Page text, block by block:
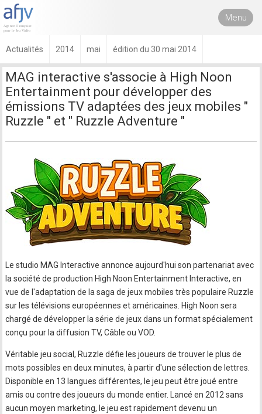
Menu
Actualités 2014 mai édition du 30 mai 2014
MAG interactive s'associe à High Noon
Entertainment pour développer des
émissions TV adaptées des jeux mobiles "
Ruzzle " et " Ruzzle Adventure "
Le studio MAG Interactive annonce aujourd'hui son partenariat avec
la société de production High Noon Entertainment Interactive, en
vue de l'adaptation de la saga de jeux mobiles très populaire Ruzzle
sur les télévisions européennes et américaines. High Noon sera
chargé de développer la série de jeux dans un format spécialement
conçu pour la diffusion TV, Câble ou VOD.
Véritable jeu social, Ruzzle défie les joueurs de trouver le plus de
mots possibles en deux minutes, à partir d'une sélection de lettres.
Disponible en 13 langues différentes, le jeu peut être joué entre
amis ou contre des joueurs du monde entier. Lancé en 2012 sans
aucun moyen marketing, le jeu est rapidement devenu un